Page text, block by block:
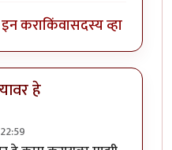
कराकिंवासदस्य व्हा
हे